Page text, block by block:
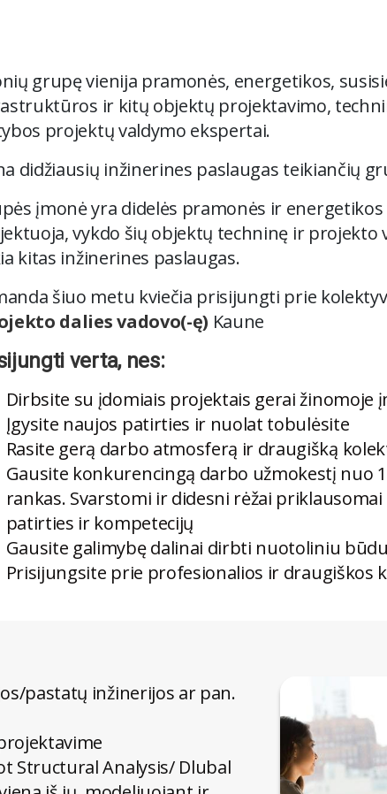
grupę vienija pramonės, energetikos,
ir kitų objektų projektavimo,
projektų valdymo ekspertai.
didžiausių inžinerines paslaugas teikiančių
įmonė yra didelės pramonės ir
vykdo šių objektų techninę ir projekto
kitas inžinerines paslaugas.
šiuo metu kviečia prisijungti prie
dalies vadovo(-ę) Kaune
verta, nes:
Dirbsite su įdomiais projektais gerai žinomoje
Įgysite naujos patirties ir nuolat tobulėsite
Rasite gerą darbo atmosferą ir draugišką
Gausite konkurencingą darbo užmokestį nuo
rankas. Svarstomi ir didesni rėžai
patirties ir kompetecijų
Gausite galimybę dalinai dirbti nuotoliniu būdu
Prisijungsite prie profesionalios ir draugiškos
pastatų inžinerijos ar pan.
Structural Analysis/ Dlubal